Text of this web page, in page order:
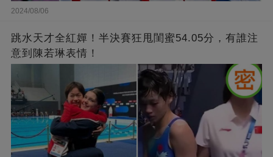
2024/08/06
跳水天才全紅嬋！半決賽狂甩閨蜜54.05分，有誰注
意到陳若琳表情！